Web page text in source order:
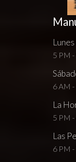
5 PM
6 AM
La
5 PM
Las
6 PM